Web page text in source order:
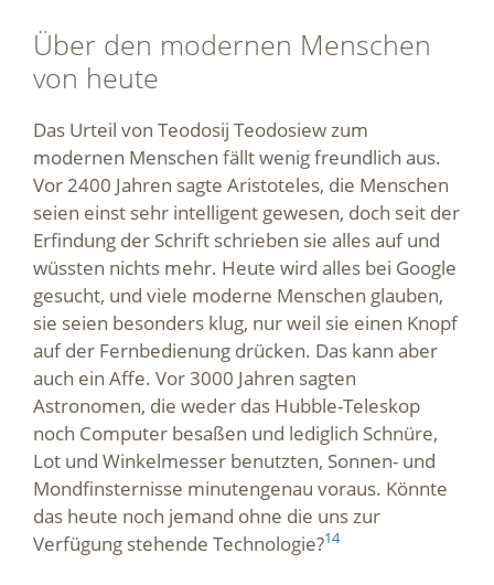
Über den modernen Menschen
von heute
Das Urteil von Teodosij Teodosiew zum
modernen Menschen fällt wenig freundlich aus.
Vor 2400 Jahren sagte Aristoteles, die Menschen
seien einst sehr intelligent gewesen, doch seit der
Erfindung der Schrift schrieben sie alles auf und
wüssten nichts mehr. Heute wird alles bei Google
gesucht, und viele moderne Menschen glauben,
sie seien besonders klug, nur weil sie einen Knopf
auf der Fernbedienung drücken. Das kann aber
auch ein Affe. Vor 3000 Jahren sagten
Astronomen, die weder das Hubble-Teleskop
noch Computer besaßen und lediglich Schnüre,
Lot und Winkelmesser benutzten, Sonnen- und
Mondfinsternisse minutengenau voraus. Könnte
das heute noch jemand ohne die uns zur
Verfügung stehende Technologie?14